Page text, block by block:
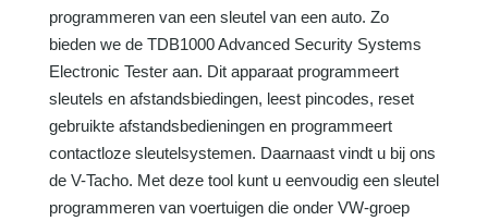
programmeren van een sleutel van een auto. Zo
bieden we de TDB1000 Advanced Security Systems
Electronic Tester aan. Dit apparaat programmeert
sleutels en afstandsbiedingen, leest pincodes, reset
gebruikte afstandsbedieningen en programmeert
contactloze sleutelsystemen. Daarnaast vindt u bij ons
de V-Tacho. Met deze tool kunt u eenvoudig een sleutel
programmeren van voertuigen die onder VW-groep